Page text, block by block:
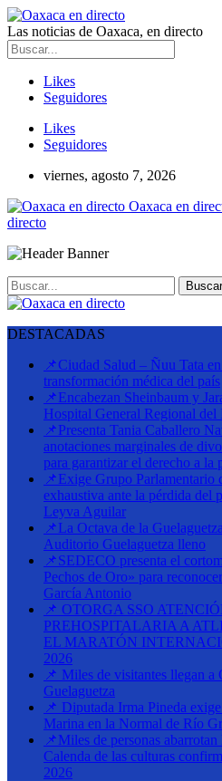
Las noticias de Oaxaca, en directo
Likes
Seguidores
Likes
Seguidores
viernes, agosto 7, 2026
Oaxaca en
directo
DESTACADAS
📌Ciudad Salud – Ñuu Tata
transformación médica del país
📌Encabezan Sheinbaum y
Hospital General Regional
📌Presenta Tania Caballero
anotaciones marginales de
para garantizar el derecho a la
📌Exige Grupo Parlamentario
exhaustiva ante la pérdida del
Leyva Aguilar
📌La Octava de la
Auditorio Guelaguetza lleno
📌SEDECO presenta el
Pechos de Oro» para
García Antonio
📌 OTORGA SSO
PREHOSPITALARIA A
EL MARATÓN
2026
📌 Miles de visitantes llegan a
Guelaguetza
📌 Diputada Irma Pineda
Marina en la Normal de Río
📌Miles de personas
Calenda de las culturas
2026